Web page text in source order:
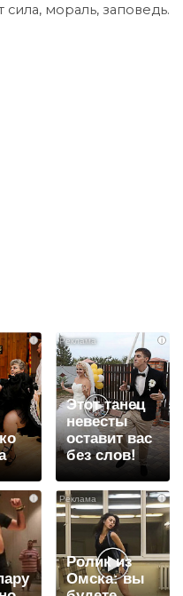
мораль, заповедь.
i i
Этот танец
невесты
оставит вас
без слов!
Пересмотрела
10 раз
i i
Ролик из
Омска: вы